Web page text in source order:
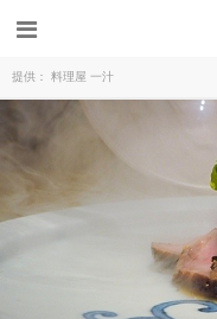
提供： 料理屋 一汁